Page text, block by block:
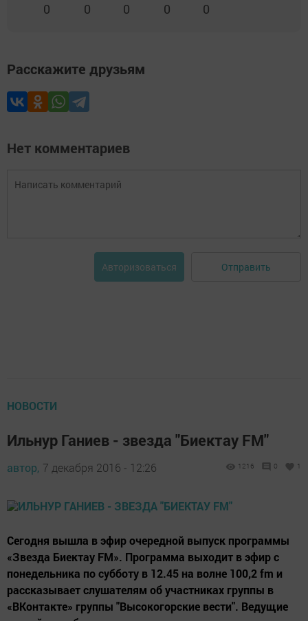
0 0 0 0 0
Расскажите друзьям
Нет комментариев
Авторизоваться Отправить
НОВОСТИ
Ильнур Ганиев - звезда "Биектау FM"
автор, 7 декабря 2016 - 12:26 1216 0 1
Сегодня вышла в эфир очередной выпуск программы
«Звезда Биектау FM». Программа выходит в эфир с
понедельника по субботу в 12.45 на волне 100,2 fm и
рассказывает слушателям об участниках группы в
«ВКонтакте» группы "Высокогорские вести". Ведущие